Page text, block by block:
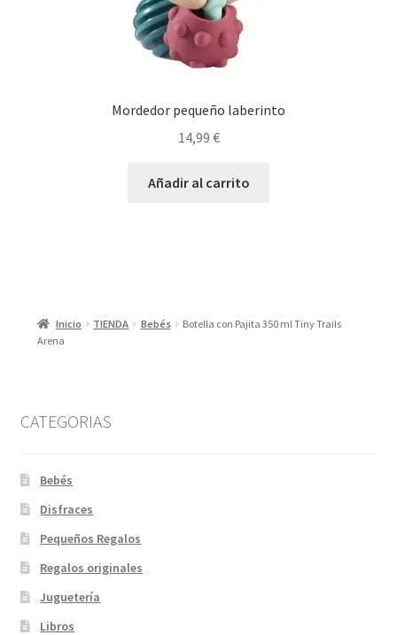
Mordedor pequeño laberinto
14,99 €
Añadir al carrito
Inicio TIENDA Bebés
Botella con Pajita 350 ml Tiny Trails
Arena
CATEGORIAS
Bebés
Disfraces
Pequeños Regalos
Regalos originales
Juguetería
Libros